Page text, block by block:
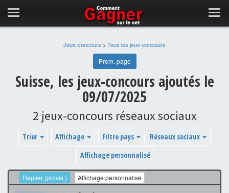
Jeux-concours > Tous les jeux-concours
Prem. page
Suisse, les jeux-concours ajoutés le
09/07/2025
2 jeux-concours réseaux sociaux
Trier Affichage Filtre pays
Réseaux sociaux
Affichage personnalisé
Replier (provis.) Affichage personnalisé